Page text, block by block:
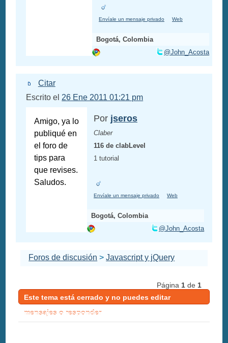
Envíale un mensaje privado Web
Bogotá, Colombia
@John_Acosta
Citar
Escrito el 26 Ene 2011 01:21 pm
Amigo, ya lo
publiqué en
el foro de
tips para
que revises.
Saludos.
Por jseros
Claber
116 de clabLevel
1 tutorial
Envíale un mensaje privado Web
Bogotá, Colombia
@John_Acosta
Foros de discusión >Javascript y jQuery
Página 1de 1
Este tema está cerrado y no puedes editar
mensajes o responder